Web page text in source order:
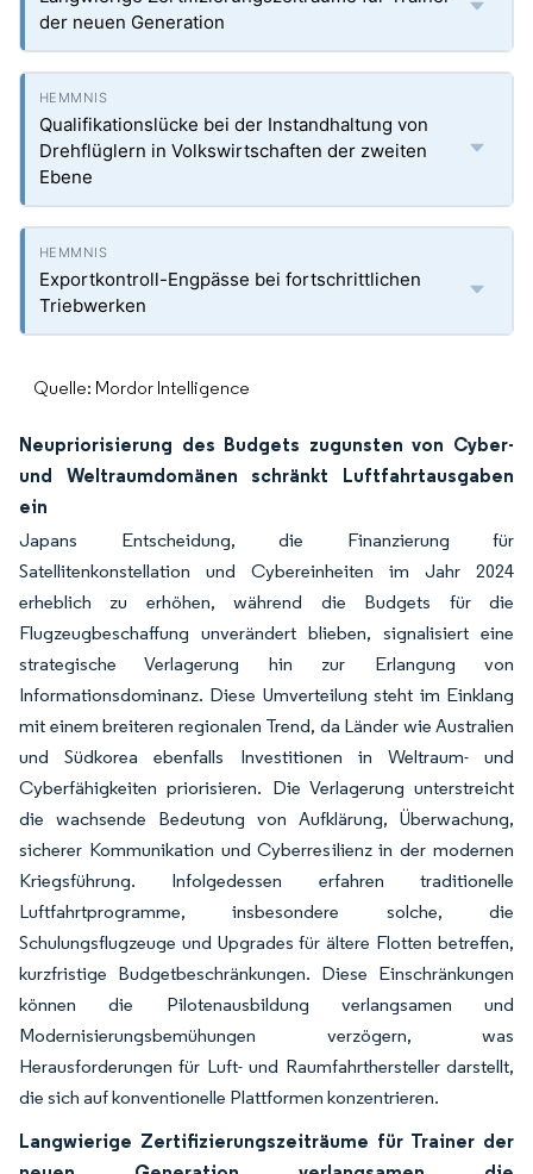
der neuen Generation
Qualifikationslücke bei der Instandhaltung von
Drehflüglern in Volkswirtschaften der zweiten
Ebene
Exportkontroll-Engpässe bei fortschrittlichen
Triebwerken
Quelle: Mordor Intelligence
Neupriorisierung des Budgets zugunsten von Cyber-
und Weltraumdomänen schränkt Luftfahrtausgaben
ein
Japans Entscheidung, die Finanzierung für
Satellitenkonstellation und Cybereinheiten im Jahr 2024
erheblich zu erhöhen, während die Budgets für die
Flugzeugbeschaffung unverändert blieben, signalisiert eine
strategische Verlagerung hin zur Erlangung von
Informationsdominanz. Diese Umverteilung steht im Einklang
mit einem breiteren regionalen Trend, da Länder wie Australien
und Südkorea ebenfalls Investitionen in Weltraum- und
Cyberfähigkeiten priorisieren. Die Verlagerung unterstreicht
die wachsende Bedeutung von Aufklärung, Überwachung,
sicherer Kommunikation und Cyberresilienz in der modernen
Kriegsführung. Infolgedessen erfahren traditionelle
Luftfahrtprogramme, insbesondere solche, die
Schulungsflugzeuge und Upgrades für ältere Flotten betreffen,
kurzfristige Budgetbeschränkungen. Diese Einschränkungen
können die Pilotenausbildung verlangsamen und
Modernisierungsbemühungen verzögern, was
Herausforderungen für Luft- und Raumfahrthersteller darstellt,
die sich auf konventionelle Plattformen konzentrieren.
Langwierige Zertifizierungszeiträume für Trainer der